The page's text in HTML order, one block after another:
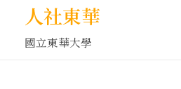
人社東華
國立東華大學